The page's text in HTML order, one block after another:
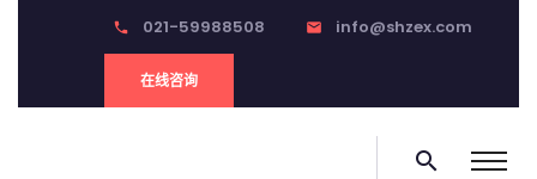
phone 021-59988508 email info@shzex.com
在线咨询
search